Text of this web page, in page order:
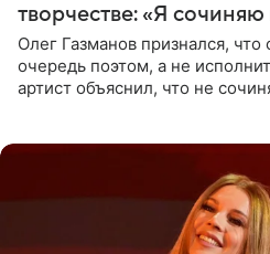
творчестве: «Я
Олег Газманов признался,
очередь поэтом, а не
артист объяснил, что не